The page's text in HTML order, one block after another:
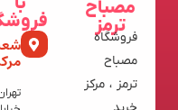
مصباح
ترمز
فروشگاه
مصباح
ترمز ، مرکز